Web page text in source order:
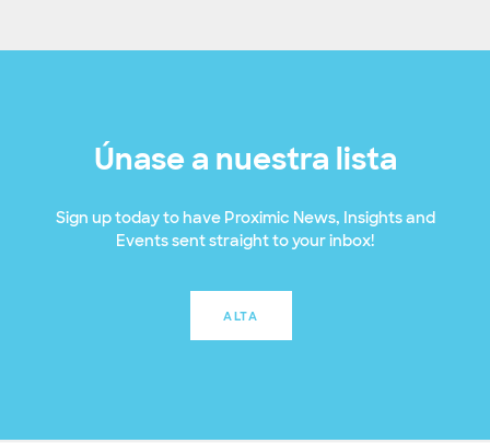
Únase a nuestra lista
Sign up today to have Proximic News, Insights and
Events sent straight to your inbox!
ALTA